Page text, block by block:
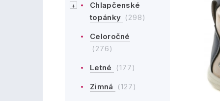
Chlapčenské
topánky (298)
Celoročné
(276)
Letné (177)
Zimná (127)